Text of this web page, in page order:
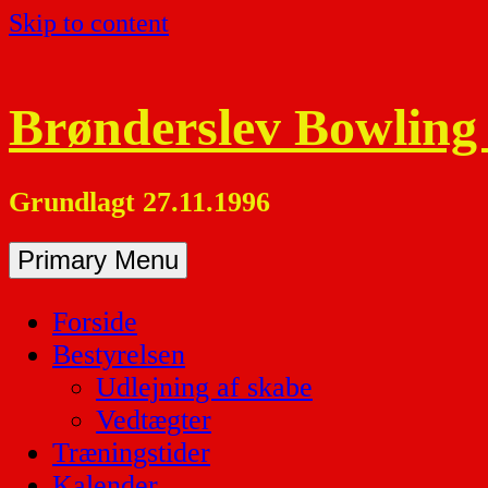
Skip to content
Brønderslev
Grundlagt 27.11.1996
Primary Menu
Forside
Bestyrelsen
Udlejning af skabe
Vedtægter
Træningstider